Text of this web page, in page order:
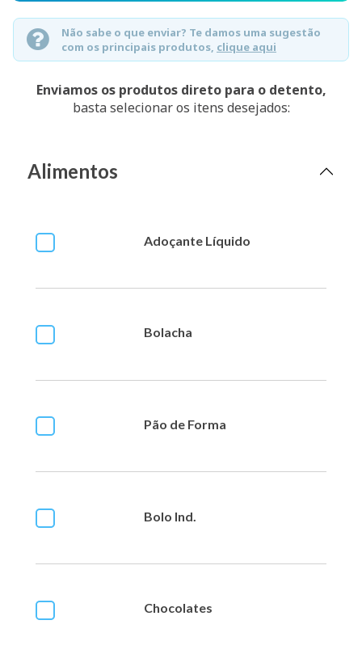
Não sabe o que enviar? Te damos uma sugestão
com os principais produtos, clique aqui
Enviamos os produtos direto para o detento,
basta selecionar os itens desejados:
Alimentos
Adoçante Líquido
Bolacha
Pão de Forma
Bolo Ind.
Chocolates